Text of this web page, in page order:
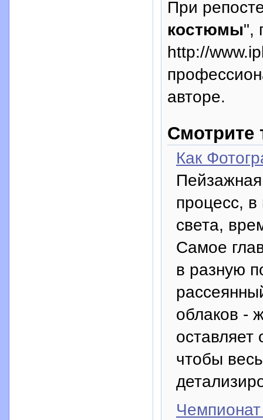
При
костюмы",
http://
авторе.
Смотрите
Как
процесс, в
света,
Самое
в разную
облаков -
оставляет
чтобы